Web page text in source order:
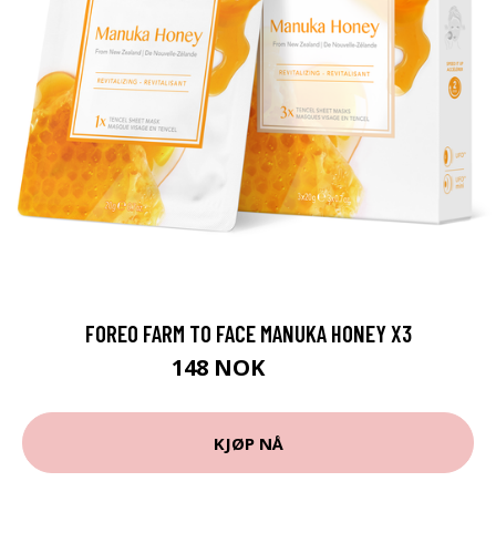
FOREO FARM TO FACE MANUKA HONEY X3
148 NOK
KJØP NÅ